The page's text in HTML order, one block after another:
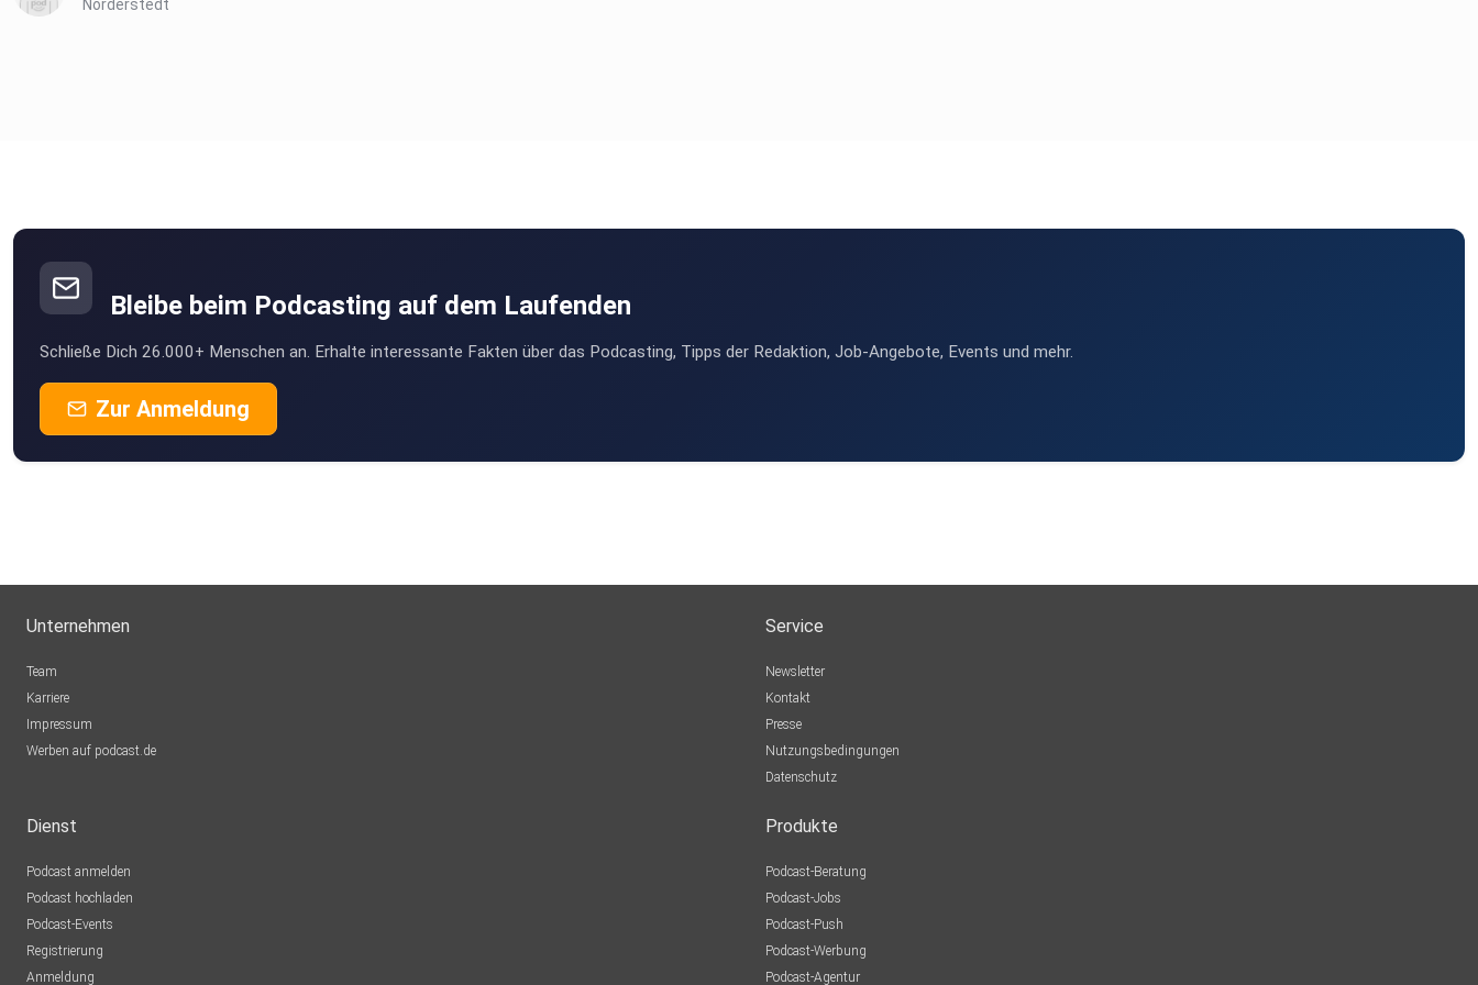
Norderstedt
Bleibe beim Podcasting auf dem Laufenden
Schließe Dich 26.000+ Menschen an. Erhalte interessante Fakten über das Podcasting, Tipps der Redaktion, Job-Angebote, Events und mehr.
Zur Anmeldung
Unternehmen
Team
Karriere
Impressum
Werben auf podcast.de
Service
Newsletter
Kontakt
Presse
Nutzungsbedingungen
Datenschutz
Dienst
Podcast anmelden
Podcast hochladen
Podcast-Events
Registrierung
Anmeldung
Produkte
Podcast-Beratung
Podcast-Jobs
Podcast-Push
Podcast-Werbung
Podcast-Agentur